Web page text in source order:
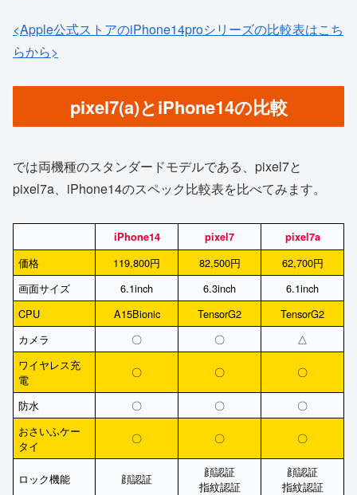
<Apple公式ストアのiPhone14proシリーズの比較表はこち
らから>
pixel7(a)とiPhone14の比較
では両機種のスタンダードモデルである、pixel7と
pixel7a、iPhone14のスペック比較表を比べてみます。
iPhone14 pixel7 pixel7a
価格 119,800円 82,500円
62,700円
画面サイズ
6.1inch 6.3inch
6.1inch
CPU
A15Bionic TensorG2
TensorG2
カメラ
〇 〇
△
ワイヤレス充
電
〇 〇 〇
防水 〇 〇
〇
おさいふケー
タイ
〇 〇 〇
ロック機能 顔認証
顔認証
指紋認証
顔認証
指紋認証